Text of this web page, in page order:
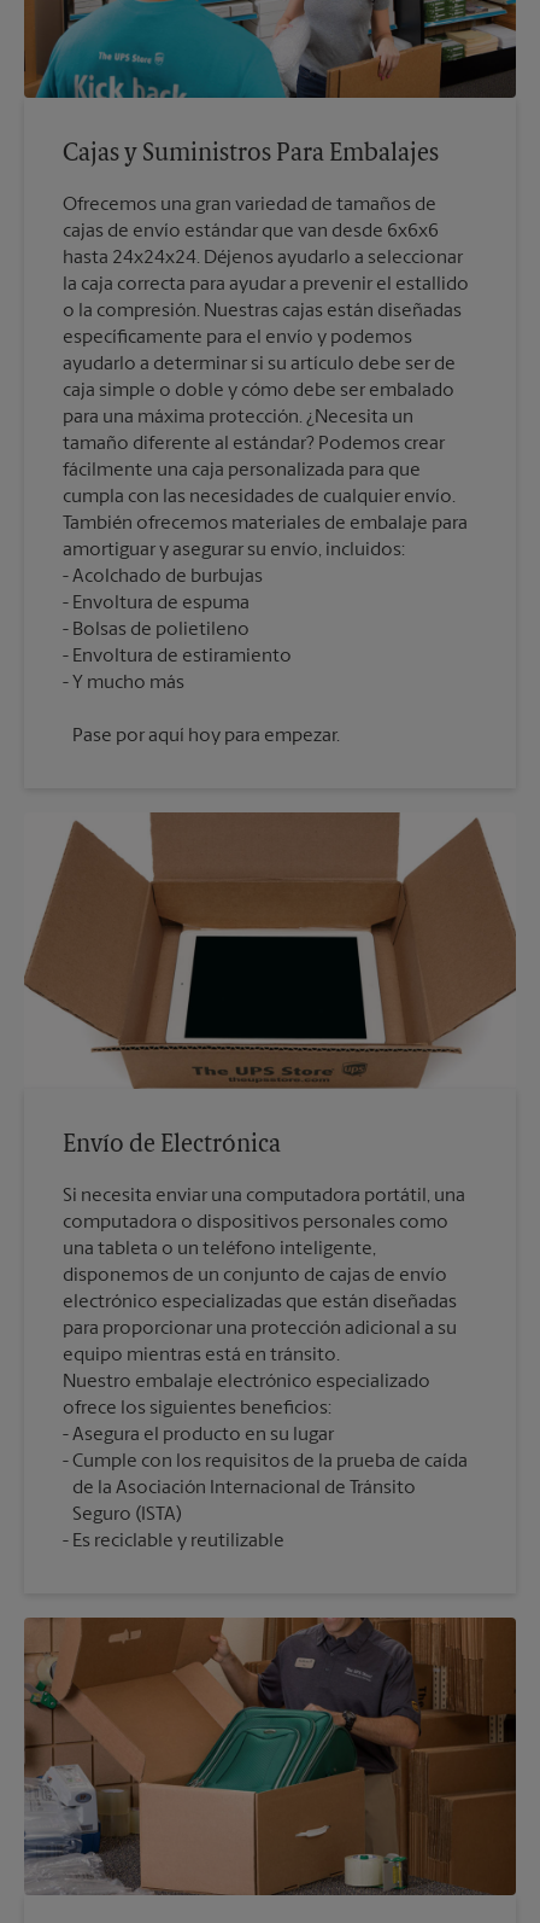
Cajas y Suministros Para Embalajes
Ofrecemos una gran variedad de tamaños de
cajas de envío estándar que van desde 6x6x6
hasta 24x24x24. Déjenos ayudarlo a seleccionar
la caja correcta para ayudar a prevenir el estallido
o la compresión. Nuestras cajas están diseñadas
específicamente para el envío y podemos
ayudarlo a determinar si su artículo debe ser de
caja simple o doble y cómo debe ser embalado
para una máxima protección. ¿Necesita un
tamaño diferente al estándar? Podemos crear
fácilmente una caja personalizada para que
cumpla con las necesidades de cualquier envío.
También ofrecemos materiales de embalaje para
amortiguar y asegurar su envío, incluidos:
Acolchado de burbujas
Envoltura de espuma
Bolsas de polietileno
Envoltura de estiramiento
Pase por aquí hoy para empezar.
Envío de Electrónica
Si necesita enviar una computadora portátil, una
computadora o dispositivos personales como
una tableta o un teléfono inteligente,
disponemos de un conjunto de cajas de envío
electrónico especializadas que están diseñadas
para proporcionar una protección adicional a su
equipo mientras está en tránsito.
Nuestro embalaje electrónico especializado
ofrece los siguientes beneficios:
Asegura el producto en su lugar
Cumple con los requisitos de la prueba de caída
de la Asociación Internacional de Tránsito
Seguro (ISTA)
Es reciclable y reutilizable